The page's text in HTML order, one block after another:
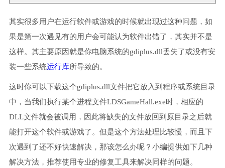
其实很多用户在运行软件或游戏的时候就出现过这种问题，如
果是第一次遇见有的用户会可能认为软件出错了，其实并不是
这样。其主要原因就是你电脑系统的gdiplus.dll丢失了或没有安
装一些系统运行库所导致的。
这时你可以下载这个gdiplus.dll文件把它放入到程序或系统目录
中，当我们执行某个进程文件LDSGameHall.exe时，相应的
DLL文件就会被调用，因此将缺失的文件放回到原目录之后就
能打开这个软件或游戏了。但是这个方法处理比较慢，而且下
次遇到了还不好快速解决，那该怎么办呢？小编提供如下几种
解决方法，推荐使用专业的修复工具来解决同样的问题。